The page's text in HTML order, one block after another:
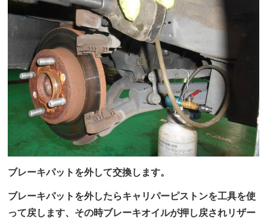
ブレーキパットを外して交換します。
ブレーキパットを外したらキャリパーピストンを工具を使
って戻します、その時ブレーキオイルが押し戻されリザー